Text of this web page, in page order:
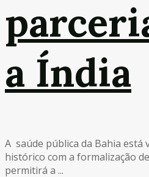
a Índia
A saúde pública da Bahia está
histórico com a formalização
permitirá a ...